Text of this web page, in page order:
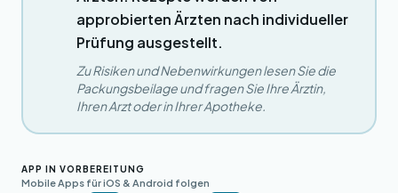
approbierten Ärzten nach individueller
Prüfung ausgestellt.
Zu Risiken und Nebenwirkungen lesen Sie die
Packungsbeilage und fragen Sie Ihre Ärztin,
Ihren Arzt oder in Ihrer Apotheke.
APP IN VORBEREITUNG
Mobile Apps für iOS & Android folgen